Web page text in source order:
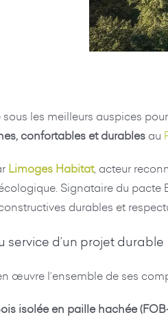
les meilleurs auspices pour
confortables et durablesau
Limoges Habitat, acteur
Signataire du pacte
durables et
service d’un projet durable
œuvre l’ensemble de ses
isolée en paille hachée